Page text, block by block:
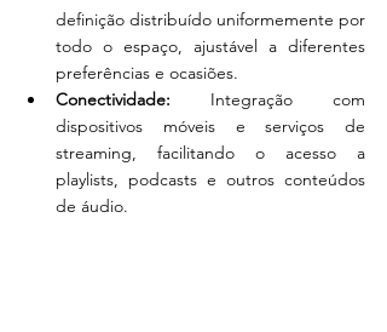
definição distribuído uniformemente por
todo o espaço, ajustável a diferentes
preferências e ocasiões.
Conectividade: Integração com
dispositivos móveis e serviços de
streaming, facilitando o acesso a
playlists, podcasts e outros conteúdos
de áudio.